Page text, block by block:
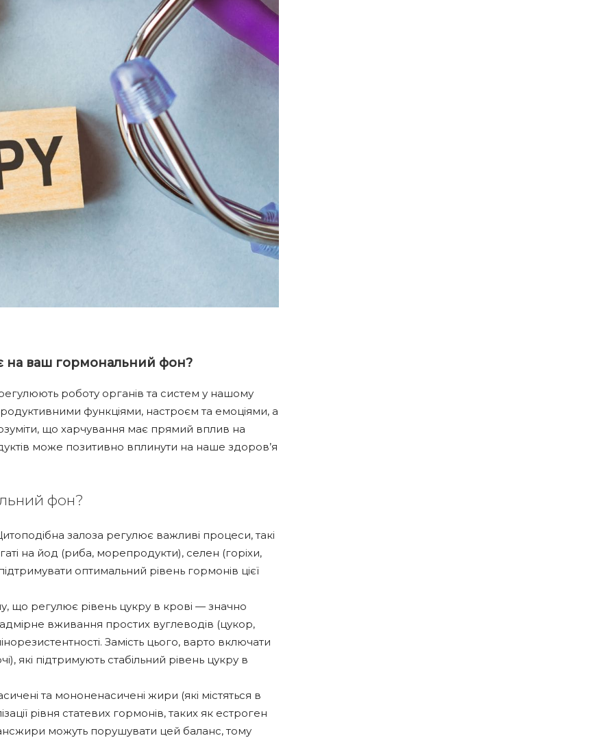
на ваш гормональний фон?
роботу органів та систем у нашому
функціями, настроєм та емоціями, а
що харчування має прямий вплив на
може позитивно вплинути на наше здоров’я
фон?
залоза регулює важливі процеси, такі
на йод (риба, морепродукти), селен (горіхи,
оптимальний рівень гормонів цієї
що регулює рівень цукру в крові — значно
вживання простих вуглеводів (цукор,
Замість цього, варто включати
які підтримують стабільний рівень цукру в
та мононенасичені жири (які містяться в
рівня статевих гормонів, таких як естроген
можуть порушувати цей баланс, тому